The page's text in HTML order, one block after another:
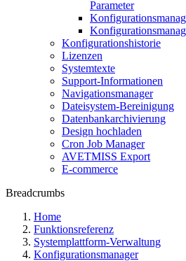
Parameter
Konfigurationshistorie
Lizenzen
Systemtexte
Support-Informationen
Navigationsmanager
Dateisystem-Bereinigung
Datenbankarchivierung
Design hochladen
Cron Job Manager
AVETMISS Export
E-commerce
Breadcrumbs
Home
Funktionsreferenz
Systemplattform-Verwaltung
Konfigurationsmanager